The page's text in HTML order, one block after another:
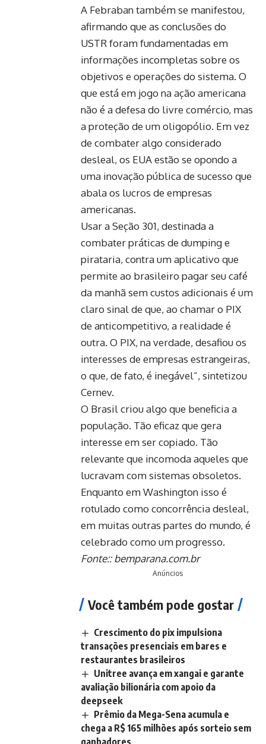
A Febraban também se manifestou,
afirmando que as conclusões do
USTR foram fundamentadas em
informações incompletas sobre os
objetivos e operações do sistema. O
que está em jogo na ação americana
não é a defesa do livre comércio, mas
a proteção de um oligopólio. Em vez
de combater algo considerado
desleal, os EUA estão se opondo a
uma inovação pública de sucesso que
abala os lucros de empresas
americanas.
Usar a Seção 301, destinada a
combater práticas de dumping e
pirataria, contra um aplicativo que
permite ao brasileiro pagar seu café
da manhã sem custos adicionais é um
claro sinal de que, ao chamar o PIX
de anticompetitivo, a realidade é
outra. O PIX, na verdade, desafiou os
interesses de empresas estrangeiras,
o que, de fato, é inegável”, sintetizou
Cernev.
O Brasil criou algo que beneficia a
população. Tão eficaz que gera
interesse em ser copiado. Tão
relevante que incomoda aqueles que
lucravam com sistemas obsoletos.
Enquanto em Washington isso é
rotulado como concorrência desleal,
em muitas outras partes do mundo, é
celebrado como um progresso.
Fonte::bemparana.com.br
Anúncios
Você também pode gostar
Crescimento do pix impulsiona
transações presenciais em bares e
restaurantes brasileiros
Unitree avança em xangai e garante
avaliação bilionária com apoio da
deepseek
Prêmio da Mega-Sena acumula e
chega a R$ 165 milhões após sorteio sem